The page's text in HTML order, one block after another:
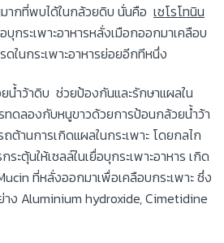
กที่พบได้ในกล้วยดิบ นั่นคือ เซโรโทนิน
กระเพาะอาหารหลั่งเมือกออกมาเคลือบ
ในกระเพาะอาหารย่อยอีกทีหนึ่ง
น้ำว้าดิบ ช่วยป้องกันและรักษาแผลใน
ทดลองกับหนูขาวด้วยการป้อนกล้วยน้ำว้า
านการเกิดแผลในกระเพาะ โดยกลไก
ะตุ้นให้เซลล์ในเยื่อบุกระเพาะอาหาร เกิด
ที่หลั่งออกมาเพื่อเคลือบกระเพาะ ซึ่ง
ง Aluminium hydroxide, Cimetidine